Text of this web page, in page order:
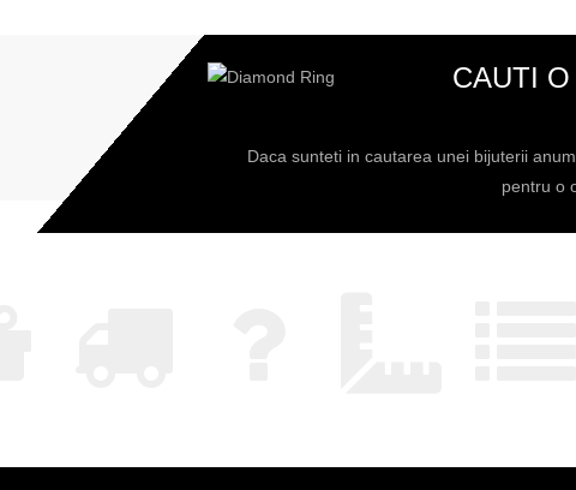
CAUTI
Daca sunteti in cautarea unei bijuterii
pentru o